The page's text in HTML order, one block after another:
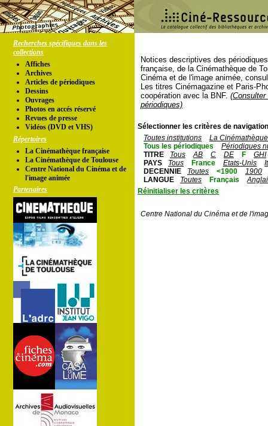
Recherches spécifiques dans les
collections
Affiches
Archives
Articles de périodiques
Dessins
Ouvrages
Photos en accés réservé
Revues de presse
Vidéos (DVD et VHS)
Répertoires
La Cinémathèque française
La Cinémathèque de Toulouse
Centre National du Cinéma et de
l'image animée
Partenaires
Notices descriptives des
française, de la Cinémathèque de
Cinéma et de l'image animée,
Les titres Cinémagazine et Paris-
coopération avec la BNF.
périodiques)
Sélectionner les critères de
Toutes institutions
La
Tous les périodiques
Périodiques
TITRE
Tous AB C DE F
GHI
PAYS
Tous France Etats-Unis
DECENNIE
Toutes <1900
1900
LANGUE
Toutes Français
Réinitialiser les critères
Centre National du Cinéma et de